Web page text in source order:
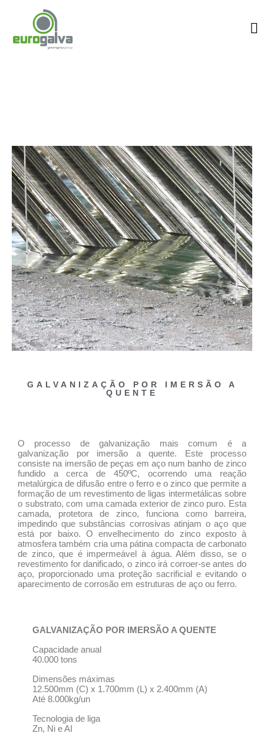
GALVANIZAÇÃO POR IMERSÃO A
QUENTE
O processo de galvanização mais comum é a
galvanização por imersão a quente. Este processo
consiste na imersão de peças em aço num banho de zinco
fundido a cerca de 450ºC, ocorrendo uma reação
metalúrgica de difusão entre o ferro e o zinco que permite a
formação de um revestimento de ligas intermetálicas sobre
o substrato, com uma camada exterior de zinco puro. Esta
camada, protetora de zinco, funciona como barreira,
impedindo que substâncias corrosivas atinjam o aço que
está por baixo. O envelhecimento do zinco exposto à
atmosfera também cria uma pátina compacta de carbonato
de zinco, que é impermeável à água. Além disso, se o
revestimento for danificado, o zinco irá corroer-se antes do
aço, proporcionado uma proteção sacrificial e evitando o
aparecimento de corrosão em estruturas de aço ou ferro.
GALVANIZAÇÃO POR IMERSÃO A QUENTE​
Capacidade anual
40.000 tons
Dimensões máximas
12.500mm (C) x 1.700mm (L) x 2.400mm (A)
Até 8.000kg/un
Tecnologia de liga
Zn, Ni e AI